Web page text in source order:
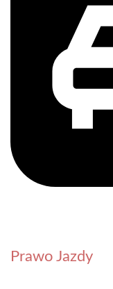
Prawo Jazdy